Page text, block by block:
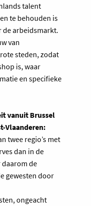
talent
te behouden is
de arbeidsmarkt.
van
steden, zodat
is, waar
en specifieke
vanuit Brussel
Vlaanderen:
twee regio’s met
dan in de
de
gewesten door
ongeacht